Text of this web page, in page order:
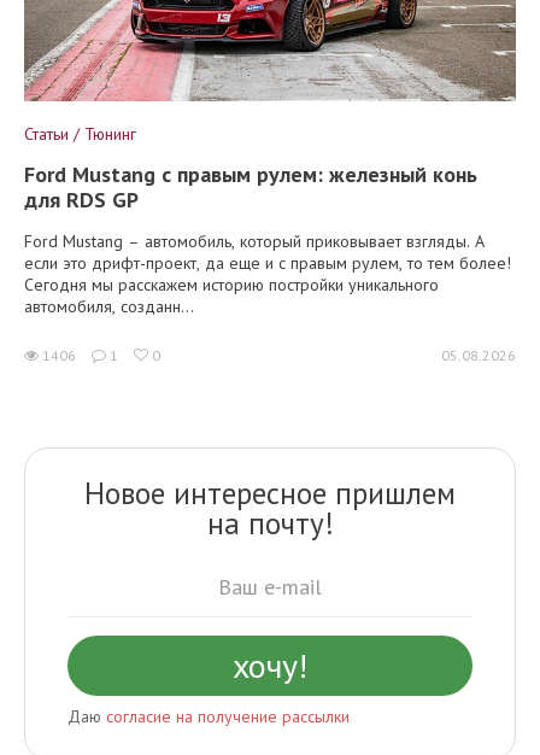
Статьи / Тюнинг
Ford Mustang с правым рулем: железный конь
для RDS GP
Ford Mustang – автомобиль, который приковывает взгляды. А
если это дрифт-проект, да еще и с правым рулем, то тем более!
Сегодня мы расскажем историю постройки уникального
автомобиля, созданн...
1406 1 0 05.08.2026
Новое интересное пришлем
на почту!
Даю согласие на получение рассылки